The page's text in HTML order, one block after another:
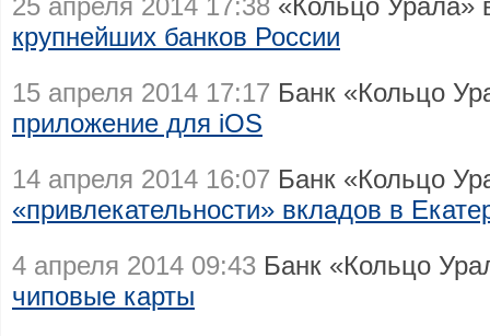
25 апреля 2014 17:38 «Кольцо Урала»
крупнейших банков России
15 апреля 2014 17:17 Банк «Кольцо
приложение для iOS
14 апреля 2014 16:07 Банк «Кольцо
«привлекательности» вкладов в
4 апреля 2014 09:43 Банк «Кольцо
чиповые карты